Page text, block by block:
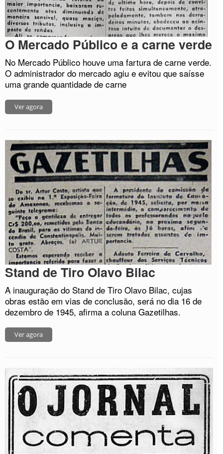
O Mercado Público e a carne verde
No Mercado Público houve uma fartura de carne verde.
O administrador do mercado agiu e evitou que saísse
uma grande quantidade de carne
Ver agora
Stand de Tiro Olavo Bilac
A inauguração do Stand de Tiro Olavo Bilac, cujas
obras estão em vias de conclusão, será no dia 16 de
dezembro de 1945, afirma a coluna Gazetilhas.
Ver agora